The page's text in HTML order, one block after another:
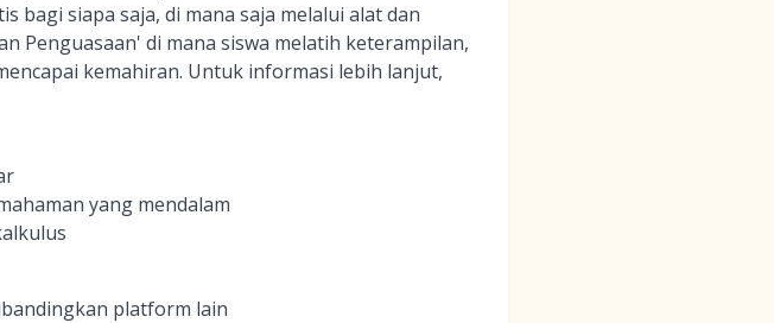
bagi siapa saja, di mana saja melalui alat dan
Penguasaan' di mana siswa melatih keterampilan,
kemahiran. Untuk informasi lebih lanjut,
yang mendalam
platform lain